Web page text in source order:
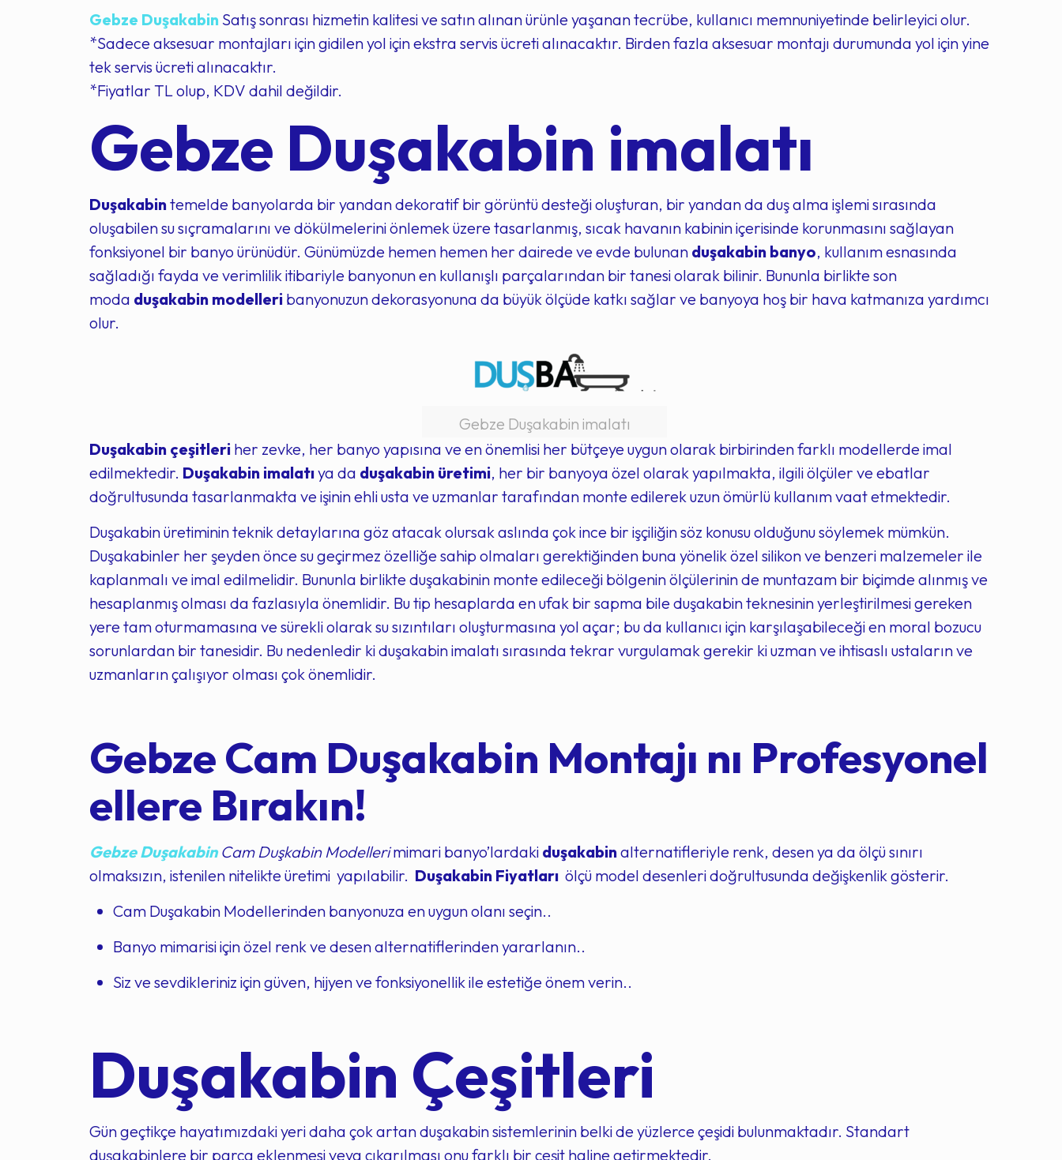
Gebze Duşakabin Satış sonrası hizmetin kalitesi ve satın alınan ürünle yaşanan tecrübe, kullanıcı memnuniyetinde belirleyici olur.
*Sadece aksesuar montajları için gidilen yol için ekstra servis ücreti alınacaktır. Birden fazla aksesuar montajı durumunda yol için yine
tek servis ücreti alınacaktır.
*Fiyatlar TL olup, KDV dahil değildir.
Gebze Duşakabin imalatı
Duşakabintemelde banyolarda bir yandan dekoratif bir görüntü desteği oluşturan, bir yandan da duş alma işlemi sırasında
oluşabilen su sıçramalarını ve dökülmelerini önlemek üzere tasarlanmış, sıcak havanın kabinin içerisinde korunmasını sağlayan
fonksiyonel bir banyo ürünüdür. Günümüzde hemen hemen her dairede ve evde bulunan duşakabin banyo, kullanım esnasında
sağladığı fayda ve verimlilik itibariyle banyonun en kullanışlı parçalarından bir tanesi olarak bilinir. Bununla birlikte son
moda duşakabin modelleribanyonuzun dekorasyonuna da büyük ölçüde katkı sağlar ve banyoya hoş bir hava katmanıza yardımcı
olur.
Gebze Duşakabin imalatı
Duşakabin çeşitleriher zevke, her banyo yapısına ve en önemlisi her bütçeye uygun olarak birbirinden farklı modellerde imal
edilmektedir. Duşakabin imalatıya da duşakabin üretimi, her bir banyoya özel olarak yapılmakta, ilgili ölçüler ve ebatlar
doğrultusunda tasarlanmakta ve işinin ehli usta ve uzmanlar tarafından monte edilerek uzun ömürlü kullanım vaat etmektedir.
Duşakabin üretiminin teknik detaylarına göz atacak olursak aslında çok ince bir işçiliğin söz konusu olduğunu söylemek mümkün.
Duşakabinler her şeyden önce su geçirmez özelliğe sahip olmaları gerektiğinden buna yönelik özel silikon ve benzeri malzemeler ile
kaplanmalı ve imal edilmelidir. Bununla birlikte duşakabinin monte edileceği bölgenin ölçülerinin de muntazam bir biçimde alınmış ve
hesaplanmış olması da fazlasıyla önemlidir. Bu tip hesaplarda en ufak bir sapma bile duşakabin teknesinin yerleştirilmesi gereken
yere tam oturmamasına ve sürekli olarak su sızıntıları oluşturmasına yol açar; bu da kullanıcı için karşılaşabileceği en moral bozucu
sorunlardan bir tanesidir. Bu nedenledir ki duşakabin imalatı sırasında tekrar vurgulamak gerekir ki uzman ve ihtisaslı ustaların ve
uzmanların çalışıyor olması çok önemlidir.
Gebze Cam Duşakabin Montajı nı Profesyonel
ellere Bırakın!
Gebze DuşakabinCam Duşkabin Modellerimimari banyo’lardaki duşakabinalternatifleriyle renk, desen ya da ölçü sınırı
olmaksızın, istenilen nitelikte üretimi yapılabilir. Duşakabin Fiyatları ölçü model desenleri doğrultusunda değişkenlik gösterir.
Cam Duşakabin Modellerinden banyonuza en uygun olanı seçin..
Banyo mimarisi için özel renk ve desen alternatiflerinden yararlanın..
Siz ve sevdikleriniz için güven, hijyen ve fonksiyonellik ile estetiğe önem verin..
Duşakabin Çeşitleri
Gün geçtikçe hayatımızdaki yeri daha çok artan duşakabin sistemlerinin belki de yüzlerce çeşidi bulunmaktadır. Standart
duşakabinlere bir parça eklenmesi veya çıkarılması onu farklı bir çeşit haline getirmektedir.